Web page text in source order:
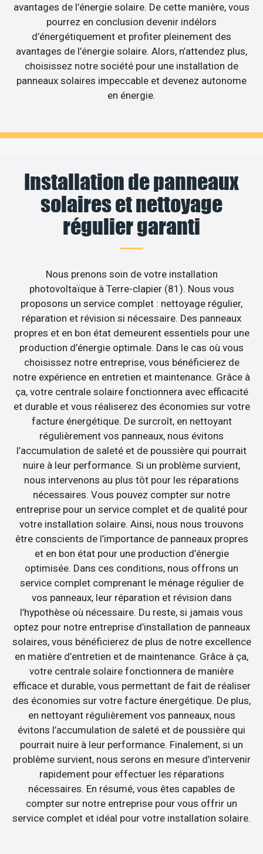
avantages de l’énergie solaire. De cette manière, vous
pourrez en conclusion devenir indélors
d’énergétiquement et profiter pleinement des
avantages de l’énergie solaire. Alors, n’attendez plus,
choisissez notre société pour une installation de
panneaux solaires impeccable et devenez autonome
en énergie.
Installation de panneaux
solaires et nettoyage
régulier garanti
Nous prenons soin de votre installation
photovoltaïque à Terre-clapier (81). Nous vous
proposons un service complet : nettoyage régulier,
réparation et révision si nécessaire. Des panneaux
propres et en bon état demeurent essentiels pour une
production d’énergie optimale. Dans le cas où vous
choisissez notre entreprise, vous bénéficierez de
notre expérience en entretien et maintenance. Grâce à
ça, votre centrale solaire fonctionnera avec efficacité
et durable et vous réaliserez des économies sur votre
facture énergétique. De surcroît, en nettoyant
régulièrement vos panneaux, nous évitons
l’accumulation de saleté et de poussière qui pourrait
nuire à leur performance. Si un problème survient,
nous intervenons au plus tôt pour les réparations
nécessaires. Vous pouvez compter sur notre
entreprise pour un service complet et de qualité pour
votre installation solaire. Ainsi, nous nous trouvons
être conscients de l’importance de panneaux propres
et en bon état pour une production d’énergie
optimisée. Dans ces conditions, nous offrons un
service complet comprenant le ménage régulier de
vos panneaux, leur réparation et révision dans
l’hypothèse où nécessaire. Du reste, si jamais vous
optez pour notre entreprise d’installation de panneaux
solaires, vous bénéficierez de plus de notre excellence
en matière d’entretien et de maintenance. Grâce à ça,
votre centrale solaire fonctionnera de manière
efficace et durable, vous permettant de fait de réaliser
des économies sur votre facture énergétique. De plus,
en nettoyant régulièrement vos panneaux, nous
évitons l’accumulation de saleté et de poussière qui
pourrait nuire à leur performance. Finalement, si un
problème survient, nous serons en mesure d’intervenir
rapidement pour effectuer les réparations
nécessaires. En résumé, vous êtes capables de
compter sur notre entreprise pour vous offrir un
service complet et idéal pour votre installation solaire.